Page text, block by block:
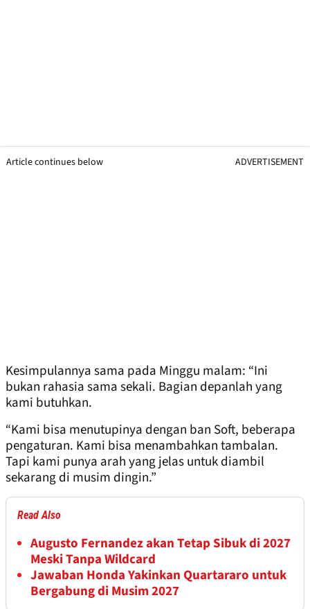
Article continues below ADVERTISEMENT
Kesimpulannya sama pada Minggu malam: “Ini
bukan rahasia sama sekali. Bagian depanlah yang
kami butuhkan.
“Kami bisa menutupinya dengan ban Soft, beberapa
pengaturan. Kami bisa menambahkan tambalan.
Tapi kami punya arah yang jelas untuk diambil
sekarang di musim dingin.”
Read Also
Augusto Fernandez akan Tetap Sibuk di 2027
Meski Tanpa Wildcard
Jawaban Honda Yakinkan Quartararo untuk
Bergabung di Musim 2027